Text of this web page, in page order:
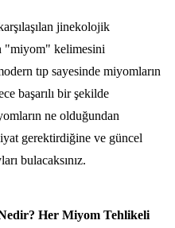
jinekolojik
"miyom" kelimesini
tıp sayesinde miyomların
başarılı bir şekilde
ne olduğundan
gerektirdiğine ve güncel
bulacaksınız.
Her Miyom Tehlikeli